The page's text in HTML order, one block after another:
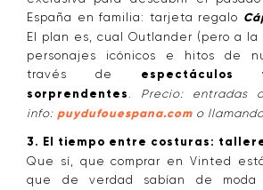
España en familia: tarjeta regalo
El plan es, cual Outlander (pero a la
personajes icónicos e hitos de
través de
espectáculos
sorprendentes
Precio: entradas
info: puydufouespana.com o
3. El tiempo entre costuras:
Que sí, que comprar en Vinted
que de verdad sabían de moda